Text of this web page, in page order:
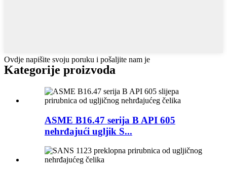
Ovdje napišite svoju poruku i pošaljite nam je
Kategorije proizvoda
ASME B16.47 serija B API 605
nehrđajući ugljik S...